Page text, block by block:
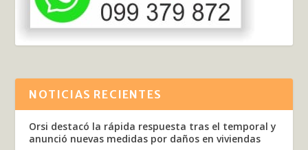
NOTICIAS RECIENTES
Orsi destacó la rápida respuesta tras el temporal y
anunció nuevas medidas por daños en viviendas